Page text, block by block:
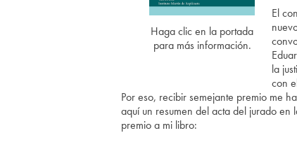
Haga clic en la portada
para más información.
El
la
con
Por eso, recibir semejante premio me
aquí un resumen del acta del jurado
premio a mi libro: